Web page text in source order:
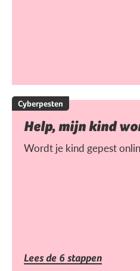
Cyberpesten
Help, mijn kind
Wordt je kind gepest
Lees de 6 stappen